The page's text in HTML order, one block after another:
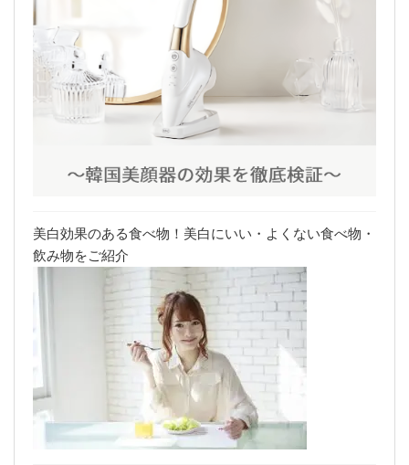
美白効果のある食べ物！美白にいい・よくない食べ物・
飲み物をご紹介